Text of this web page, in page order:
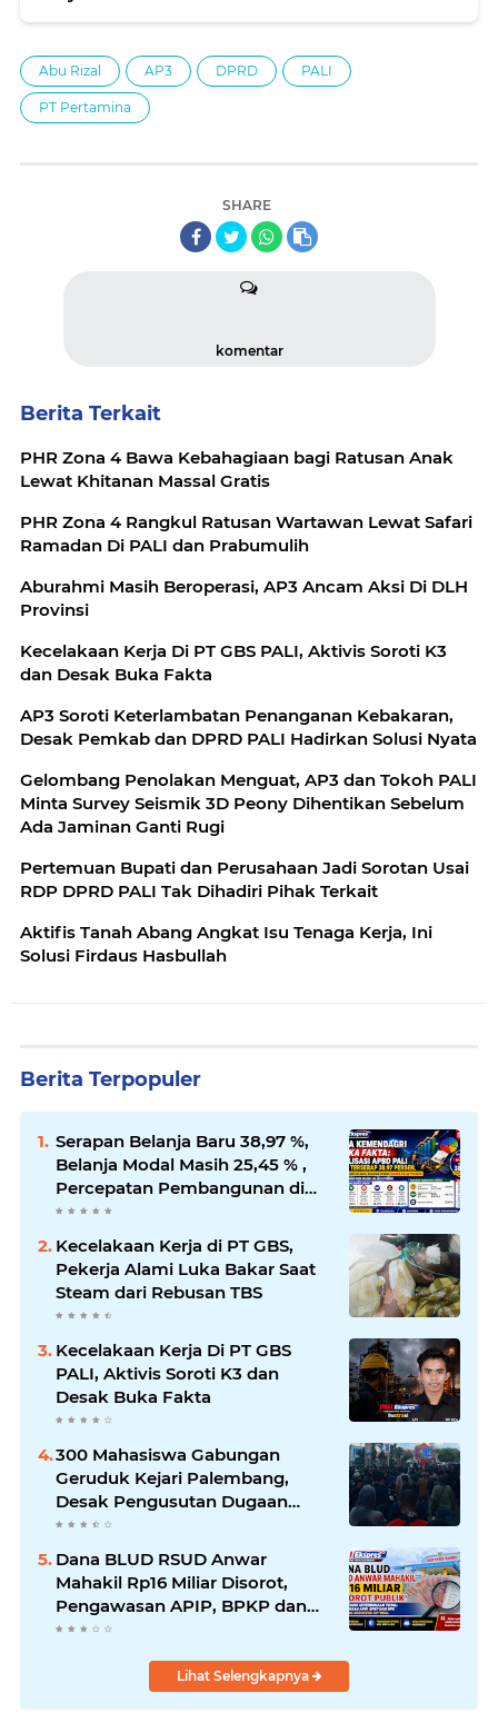
Abu Rizal AP3 DPRD PALI
PT Pertamina
SHARE
komentar
Berita Terkait
PHR Zona 4 Bawa Kebahagiaan bagi Ratusan Anak
Lewat Khitanan Massal Gratis
PHR Zona 4 Rangkul Ratusan Wartawan Lewat Safari
Ramadan Di PALI dan Prabumulih
Aburahmi Masih Beroperasi, AP3 Ancam Aksi Di DLH
Provinsi
Kecelakaan Kerja Di PT GBS PALI, Aktivis Soroti K3
dan Desak Buka Fakta
AP3 Soroti Keterlambatan Penanganan Kebakaran,
Desak Pemkab dan DPRD PALI Hadirkan Solusi Nyata
Gelombang Penolakan Menguat, AP3 dan Tokoh PALI
Minta Survey Seismik 3D Peony Dihentikan Sebelum
Ada Jaminan Ganti Rugi
Pertemuan Bupati dan Perusahaan Jadi Sorotan Usai
RDP DPRD PALI Tak Dihadiri Pihak Terkait
Aktifis Tanah Abang Angkat Isu Tenaga Kerja, Ini
Solusi Firdaus Hasbullah
Berita Terpopuler
Serapan Belanja Baru 38,97 %,
Belanja Modal Masih 25,45 % ,
Percepatan Pembangunan di
PALI Dipertanyakan
Kecelakaan Kerja di PT GBS,
Pekerja Alami Luka Bakar Saat
Steam dari Rebusan TBS
Kecelakaan Kerja Di PT GBS
PALI, Aktivis Soroti K3 dan
Desak Buka Fakta
300 Mahasiswa Gabungan
Geruduk Kejari Palembang,
Desak Pengusutan Dugaan
Korupsi Tanpa Tebang Pilih
Dana BLUD RSUD Anwar
Mahakil Rp16 Miliar Disorot,
Pengawasan APIP, BPKP dan
BPK Harus Bergerak Optimal
Lihat Selengkapnya